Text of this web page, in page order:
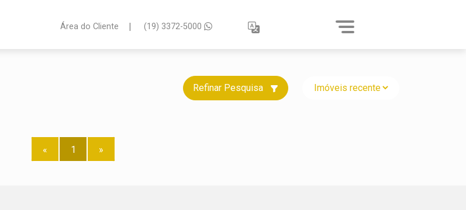
Área do Cliente | (19) 3372-5000
Refinar Pesquisa
« 1 »